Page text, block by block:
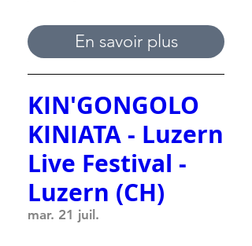
En savoir plus
KIN'GONGOLO
KINIATA - Luzern
Live Festival -
Luzern (CH)
mar. 21 juil.